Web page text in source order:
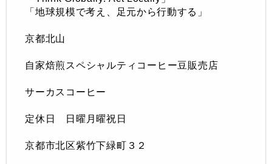
「地球規模で考え、足元から行動する 」
京都北山
自家焙煎スペシャルティコーヒー豆販売店
サーカスコーヒー
定休日 日曜月曜祝日
京都市北区紫竹下緑町３２